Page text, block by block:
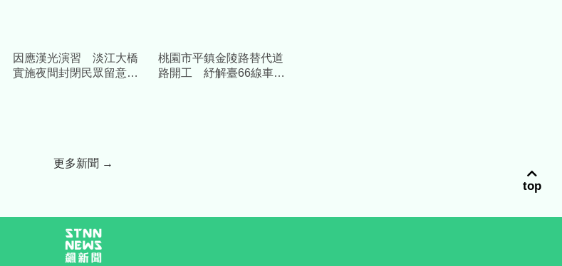
因應漢光演習 淡江大橋
實施夜間封閉民眾留意時
桃園市平鎮金陵路替代道
路開工 紓解臺66線車潮
更多新聞 →
top